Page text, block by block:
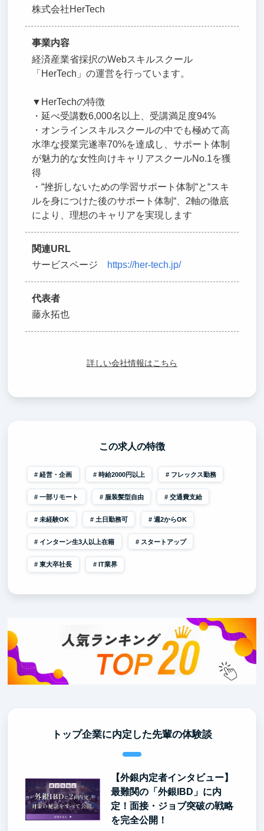
株式会社HerTech
事業内容
経済産業省採択のWebスキルスクール
「HerTech」の運営を行っています。
▼HerTechの特徴
・延べ受講数6,000名以上、受講満足度94%
・オンラインスキルスクールの中でも極めて高
水準な授業完遂率70%を達成し、サポート体制
が魅力的な女性向けキャリアスクールNo.1を獲
得
・“挫折しないための学習サポート体制“と“スキ
ルを身につけた後のサポート体制“、2軸の徹底
により、理想のキャリアを実現します
関連URL
サービスページ
https://her-tech.jp/
代表者
藤永拓也
詳しい会社情報はこちら
この求人の特徴
経営・企画 時給2000円以上 フレックス勤務
一部リモート 服装髪型自由 交通費支給
未経験OK 土日勤務可 週2からOK
インターン生3人以上在籍 スタートアップ
東大卒社長 IT業界
トップ企業に内定した先輩の体験談
【外銀内定者インタビュー】
最難関の「外銀IBD」に内
定！面接・ジョブ突破の戦略
を完全公開！